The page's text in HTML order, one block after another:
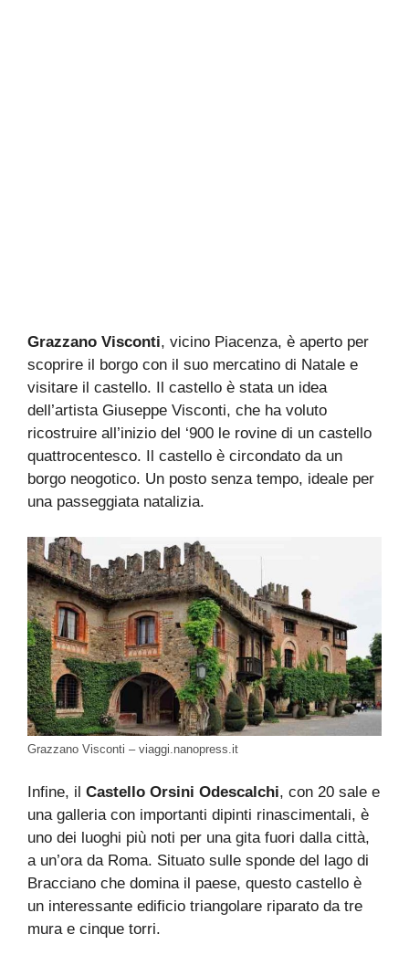
Grazzano Visconti, vicino Piacenza, è aperto per
scoprire il borgo con il suo mercatino di Natale e
visitare il castello. Il castello è stata un idea
dell’artista Giuseppe Visconti, che ha voluto
ricostruire all’inizio del ‘900 le rovine di un castello
quattrocentesco. Il castello è circondato da un
borgo neogotico. Un posto senza tempo, ideale per
una passeggiata natalizia.
Grazzano Visconti – viaggi.nanopress.it
Infine, il Castello Orsini Odescalchi, con 20 sale e
una galleria con importanti dipinti rinascimentali, è
uno dei luoghi più noti per una gita fuori dalla città,
a un’ora da Roma. Situato sulle sponde del lago di
Bracciano che domina il paese, questo castello è
un interessante edificio triangolare riparato da tre
mura e cinque torri.